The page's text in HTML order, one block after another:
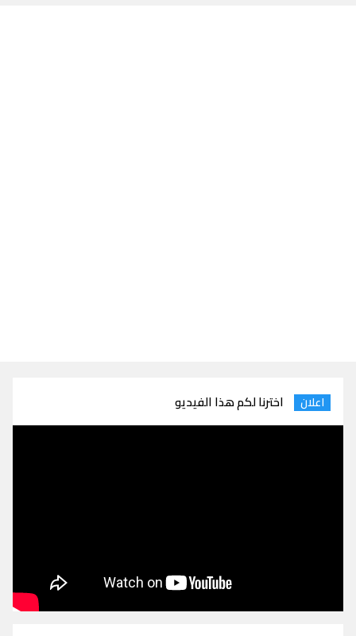
اعلان اخترنا لكم هذا الفيديو